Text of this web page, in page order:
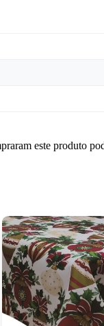
este produto